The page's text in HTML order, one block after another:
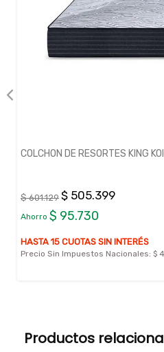
COLCHON DE RESORTES KING
$ 601.129 $ 505.399
Ahorro $ 95.730
HASTA 15 CUOTAS SIN INTERÉS
Precio Sin Impuestos Nacionales: $
Productos